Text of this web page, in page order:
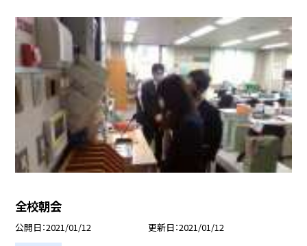
全校朝会
公開日 2021/01/12 更新日 2021/01/12